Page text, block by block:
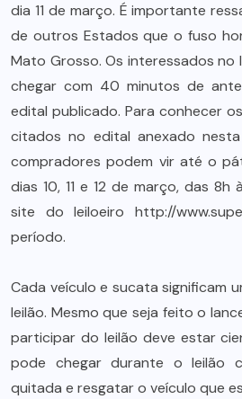
dia 11 de março. É importante
de outros Estados que o fuso
Mato Grosso. Os interessados no
chegar com 40 minutos de
edital publicado. Para conhecer
citados no edital anexado
compradores podem vir até o
dias 10, 11 e 12 de março, das 8h
site do leiloeiro http://
período.
Cada veículo e sucata significam
leilão. Mesmo que seja feito o
participar do leilão deve estar
pode chegar durante o leilão
quitada e resgatar o veículo que